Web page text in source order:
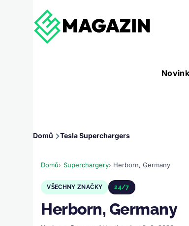
Nástroje sub-
Drobečková
navigace
Domů Tesla Superchargers
Domů Superchargery Herborn, Germany
VŠECHNY ZNAČKY 24/7
Herborn, Germany